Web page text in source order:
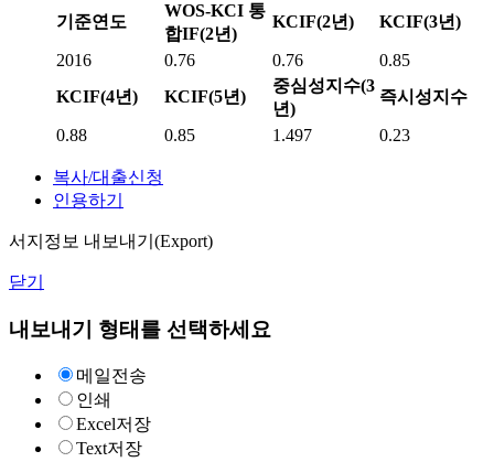
기준연도
WOS-KCI 통
합IF(2년)
KCIF(2년) KCIF(3년)
2016 0.76 0.76
0.85
KCIF(4년)
KCIF(5년)
중심성지수(3
년)
즉시성지수
0.88 0.85 1.497 0.23
복사/대출신청
인용하기
서지정보 내보내기(Export)
닫기
내보내기 형태를 선택하세요
메일전송
인쇄
Excel저장
Text저장